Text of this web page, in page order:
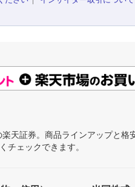
天証券。商品ラインアップと
チェックできます。